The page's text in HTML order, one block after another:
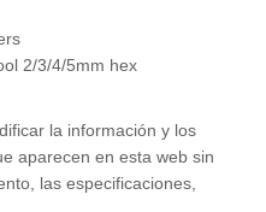
2/3/4/5mm hex
la información y los
aparecen en esta web sin
las especificaciones,